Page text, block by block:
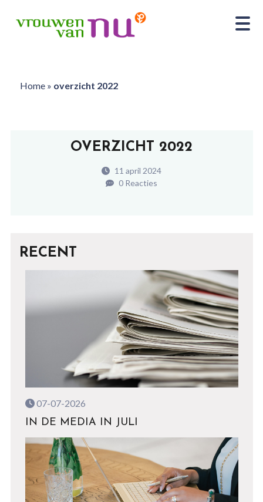
Home» overzicht 2022
OVERZICHT 2022
11 april 2024
0 Reacties
RECENT
07-07-2026
IN DE MEDIA IN JULI